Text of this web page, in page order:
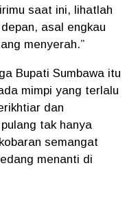
saat ini, lihatlah
asal engkau
menyerah.”
Bupati Sumbawa itu
mimpi yang terlalu
dan
tak hanya
semangat
menanti di